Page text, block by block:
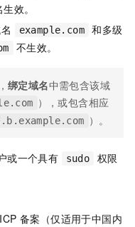
效。
example.com
和多级
不生效。
绑定域名中需包含该域
），或包含相应
）。
或一个具有 sudo
权限
备案（仅适用于中国内